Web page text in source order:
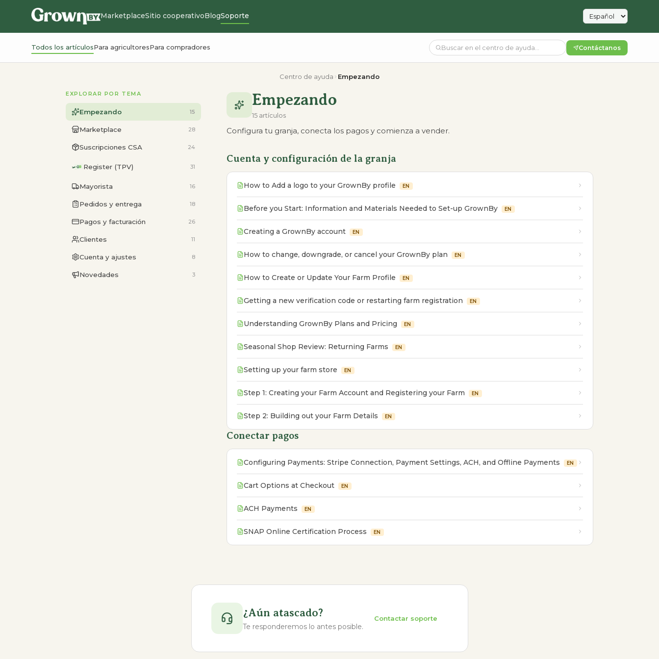
MarketplaceSitio cooperativoBlogSoporte
Todos los artículosPara agricultoresPara compradores Contáctanos
Centro de ayuda Empezando
EXPLORAR POR TEMA
Empezando 15
Marketplace 28
Suscripciones CSA 24
Register (TPV) 31
Mayorista 16
Pedidos y entrega 18
Pagos y facturación 26
Clientes 11
Cuenta y ajustes 8
Novedades 3
Empezando
15 artículos
Configura tu granja, conecta los pagos y comienza a vender.
Cuenta y configuración de la granja
How to Add a logo to your GrownBy profile EN
Before you Start: Information and Materials Needed to Set-up GrownBy EN
Creating a GrownBy account EN
How to change, downgrade, or cancel your GrownBy plan EN
How to Create or Update Your Farm Profile EN
Getting a new verification code or restarting farm registration EN
Understanding GrownBy Plans and Pricing EN
Seasonal Shop Review: Returning Farms EN
Setting up your farm store EN
Step 1: Creating your Farm Account and Registering your Farm EN
Step 2: Building out your Farm Details EN
Conectar pagos
Configuring Payments: Stripe Connection, Payment Settings, ACH, and Offline Payments EN
Cart Options at Checkout EN
ACH Payments EN
SNAP Online Certification Process EN
¿Aún atascado?
Te responderemos lo antes posible.
Contactar soporte